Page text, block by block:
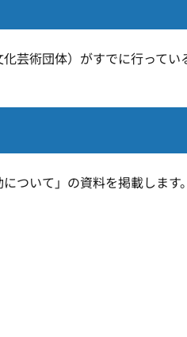
芸術団体）がすでに行って
ついて」の資料を掲載しま